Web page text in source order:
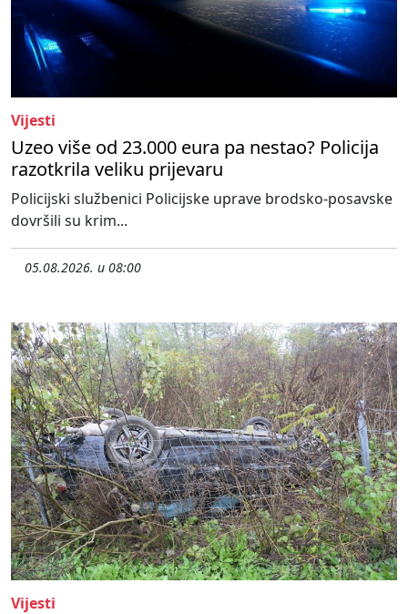
Vijesti
Uzeo više od 23.000 eura pa nestao? Policija
razotkrila veliku prijevaru
Policijski službenici Policijske uprave brodsko-posavske
dovršili su krim...
05.08.2026. u 08:00
Vijesti